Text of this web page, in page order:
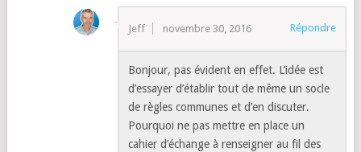
Jeff novembre 30, 2016 Répondre
Bonjour, pas évident en effet. L’idée est
d’essayer d’établir tout de même un socle
de règles communes et d’en discuter.
Pourquoi ne pas mettre en place un
cahier d’échange à renseigner au fil des